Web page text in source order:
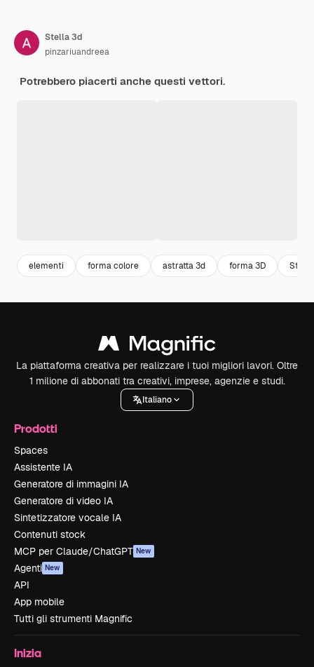
Stella 3d
pinzariuandreea
Potrebbero piacerti anche questi vettori.
elementi forma colore astratta 3d forma 3D Stella
La piattaforma creativa per realizzare i tuoi migliori lavori. Oltre
1 milione di abbonati tra creativi, imprese, agenzie e studi.
Italiano
Prodotti
Spaces
Assistente IA
Generatore di immagini IA
Generatore di video IA
Sintetizzatore vocale IA
Contenuti stock
MCP per Claude/ChatGPT New
Agenti New
API
App mobile
Tutti gli strumenti Magnific
Inizia